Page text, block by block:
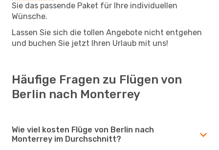
Sie das passende Paket für Ihre individuellen
Wünsche.
Lassen Sie sich die tollen Angebote nicht entgehen
und buchen Sie jetzt Ihren Urlaub mit uns!
Häufige Fragen zu Flügen von
Berlin nach Monterrey
Wie viel kosten Flüge von Berlin nach
Monterrey im Durchschnitt?